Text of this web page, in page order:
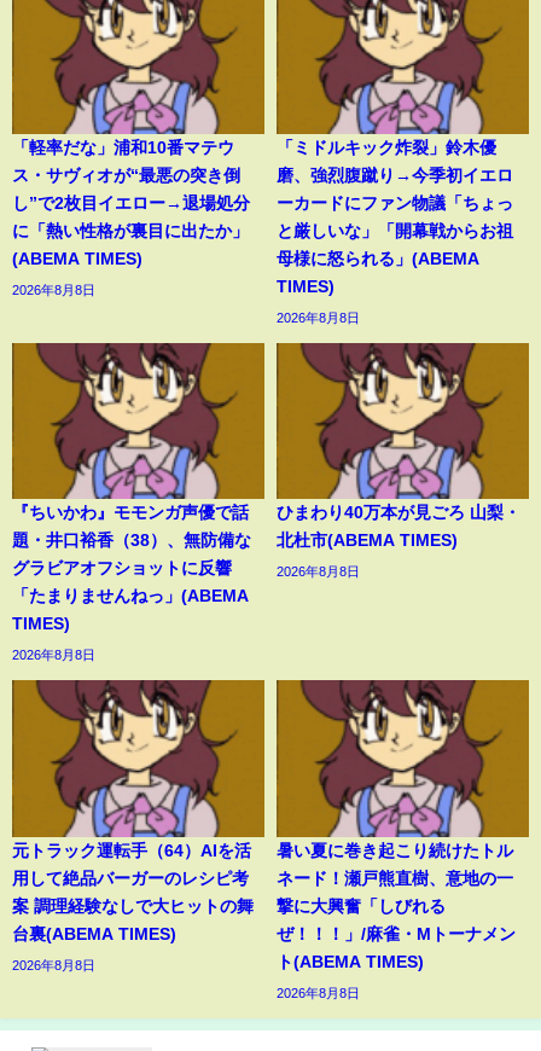
「軽率だな」浦和10番マテウ
ス・サヴィオが“最悪の突き倒
し”で2枚目イエロー→退場処分
に「熱い性格が裏目に出たか」
(ABEMA TIMES)
2026年8月8日
「ミドルキック炸裂」鈴木優
磨、強烈腹蹴り→今季初イエロ
ーカードにファン物議「ちょっ
と厳しいな」「開幕戦からお祖
母様に怒られる」(ABEMA
TIMES)
2026年8月8日
『ちいかわ』モモンガ声優で話
題・井口裕香（38）、無防備な
グラビアオフショットに反響
「たまりませんねっ」(ABEMA
TIMES)
2026年8月8日
ひまわり40万本が見ごろ 山梨・
北杜市(ABEMA TIMES)
2026年8月8日
元トラック運転手（64）AIを活
用して絶品バーガーのレシピ考
案 調理経験なしで大ヒットの舞
台裏(ABEMA TIMES)
2026年8月8日
暑い夏に巻き起こり続けたトル
ネード！瀬戸熊直樹、意地の一
撃に大興奮「しびれる
ぜ！！！」/麻雀・Mトーナメン
ト(ABEMA TIMES)
2026年8月8日